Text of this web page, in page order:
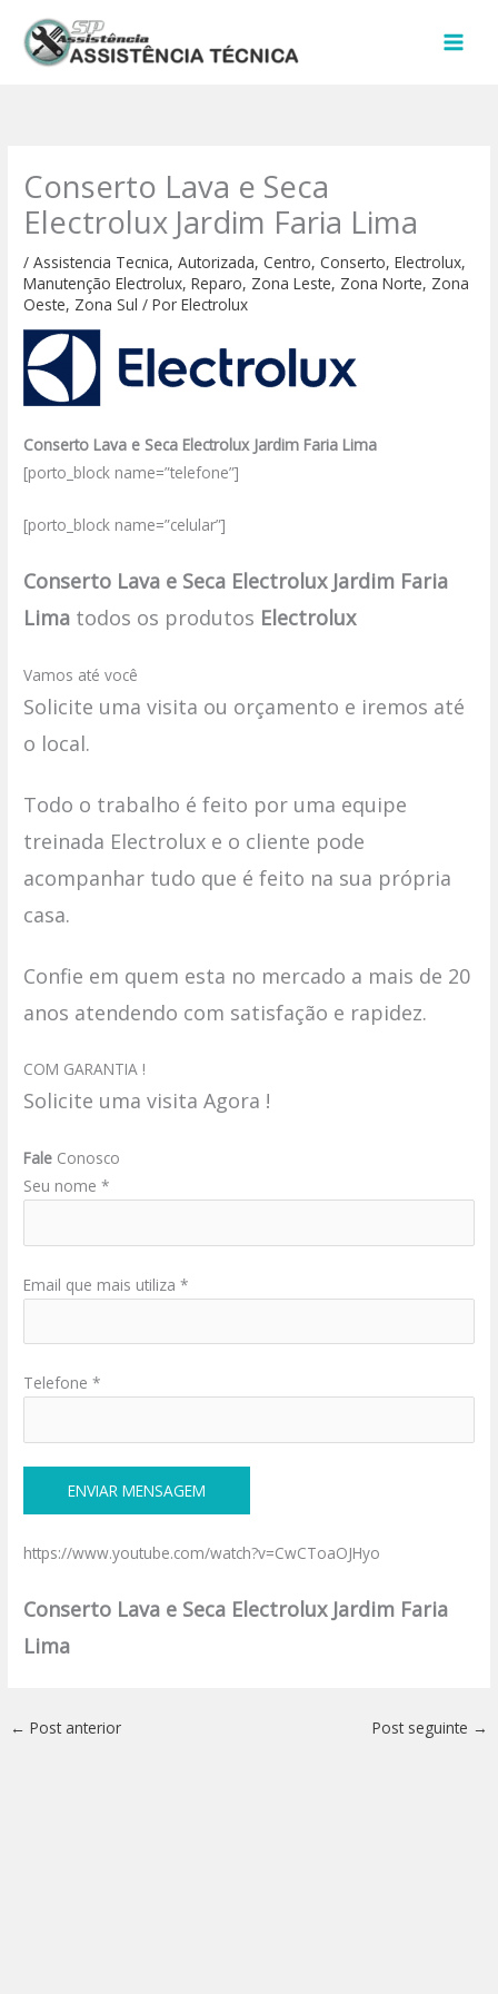
para
Conserto Lava e Seca
Electrolux Jardim Faria Lima
/Assistencia Tecnica,Autorizada,Centro,Conserto,Electrolux,
Manutenção Electrolux,Reparo, Zona Leste, Zona Norte, Zona
Oeste, Zona Sul / PorElectrolux
Conserto Lava e Seca Electrolux Jardim Faria Lima
[porto_block name=”telefone”]
[porto_block name=”celular”]
Conserto Lava e Seca Electrolux Jardim Faria
Lima todos os produtos Electrolux
Vamos até você
Solicite uma visita ou orçamento e iremos até
o local.
Todo o trabalho é feito por uma equipe
treinada Electrolux e o cliente pode
acompanhar tudo que é feito na sua própria
casa.
Confie em quem esta no mercado a mais de 20
anos atendendo com satisfação e rapidez.
COM GARANTIA !
Solicite uma visita Agora !
Fale Conosco
Seu nome *
Email que mais utiliza *
Telefone *
https://www.youtube.com/watch?v=CwCToaOJHyo
Conserto Lava e Seca Electrolux Jardim Faria
Lima
← Post anterior Post seguinte →